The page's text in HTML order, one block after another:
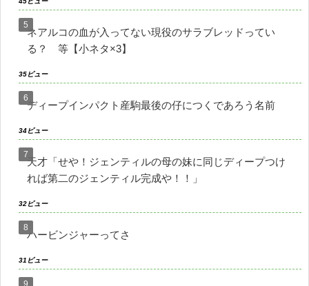
ネアルコの血が入ってない現役のサラブレッドってい
る？ 等【小ネタ×3】
35ビュー
ディープインパクト産駒最後の仔につくであろう名前
34ビュー
天才「せや！ジェンティルの母の妹に同じディープつけ
れば第二のジェンティル完成や！！」
32ビュー
ハービンジャーってさ
31ビュー